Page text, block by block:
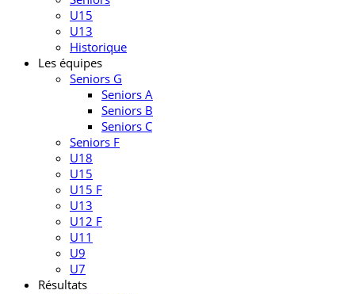
U15
U13
Historique
Les équipes
Seniors G
Seniors A
Seniors B
Seniors C
Seniors F
U18
U15
U15 F
U13
U12 F
U11
U9
U7
Résultats